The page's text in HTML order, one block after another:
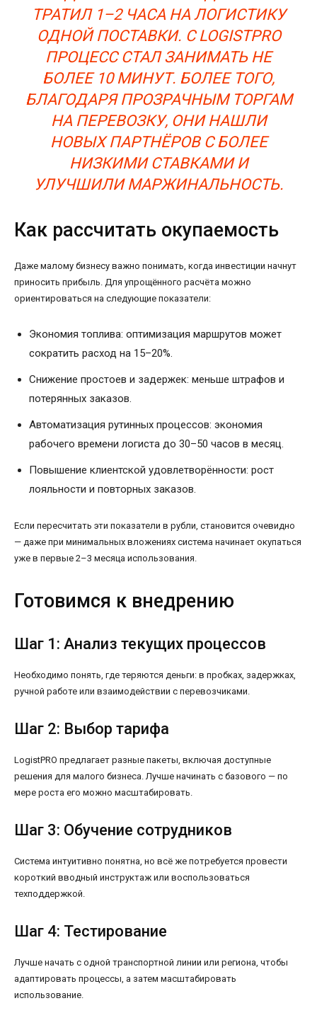
ТРАТИЛ 1–2 ЧАСА НА ЛОГИСТИКУ
ОДНОЙ ПОСТАВКИ. С LOGISTPRO
ПРОЦЕСС СТАЛ ЗАНИМАТЬ НЕ
БОЛЕЕ 10 МИНУТ. БОЛЕЕ ТОГО,
БЛАГОДАРЯ ПРОЗРАЧНЫМ ТОРГАМ
НА ПЕРЕВОЗКУ, ОНИ НАШЛИ
НОВЫХ ПАРТНЁРОВ С БОЛЕЕ
НИЗКИМИ СТАВКАМИ И
УЛУЧШИЛИ МАРЖИНАЛЬНОСТЬ.
Как рассчитать окупаемость
Даже малому бизнесу важно понимать, когда инвестиции начнут
приносить прибыль. Для упрощённого расчёта можно
ориентироваться на следующие показатели:
Экономия топлива: оптимизация маршрутов может
сократить расход на 15–20%.
Снижение простоев и задержек: меньше штрафов и
потерянных заказов.
Автоматизация рутинных процессов: экономия
рабочего времени логиста до 30–50 часов в месяц.
Повышение клиентской удовлетворённости: рост
лояльности и повторных заказов.
Если пересчитать эти показатели в рубли, становится очевидно
— даже при минимальных вложениях система начинает окупаться
уже в первые 2–3 месяца использования.
Готовимся к внедрению
Шаг 1: Анализ текущих процессов
Необходимо понять, где теряются деньги: в пробках, задержках,
ручной работе или взаимодействии с перевозчиками.
Шаг 2: Выбор тарифа
LogistPRO предлагает разные пакеты, включая доступные
решения для малого бизнеса. Лучше начинать с базового — по
мере роста его можно масштабировать.
Шаг 3: Обучение сотрудников
Система интуитивно понятна, но всё же потребуется провести
короткий вводный инструктаж или воспользоваться
техподдержкой.
Шаг 4: Тестирование
Лучше начать с одной транспортной линии или региона, чтобы
адаптировать процессы, а затем масштабировать
использование.